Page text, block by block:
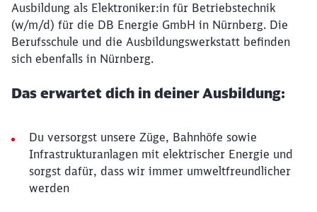
Ausbildung als Elektroniker:in für Betriebstechnik
(w/m/d) für die DB Energie GmbH in Nürnberg. Die
Berufsschule und die Ausbildungswerkstatt befinden
sich ebenfalls in Nürnberg.
Das erwartet dich in deiner Ausbildung:
Du versorgst unsere Züge, Bahnhöfe sowie
Infrastrukturanlagen mit elektrischer Energie und
sorgst dafür, dass wir immer umweltfreundlicher
werden